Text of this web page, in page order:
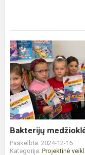
Bakterijų
medžioklė:
išgelbėkime
pasaulį!
Bakterijų
Paskelbta: 2024-12-16
Kategorija: Projektinė